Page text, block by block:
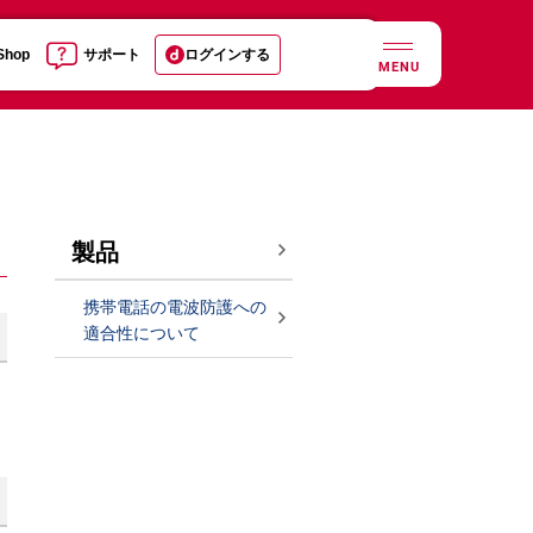
サポート ログインする
MENU
製品
携帯電話の電波防護への
適合性について